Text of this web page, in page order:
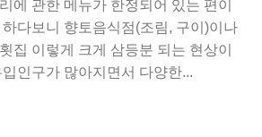
에 관한 메뉴가 한정되어 있는 편이
다보니 향토음식점(조림, 구이)이나
집 이렇게 크게 삼등분 되는 현상이
인구가 많아지면서 다양한...